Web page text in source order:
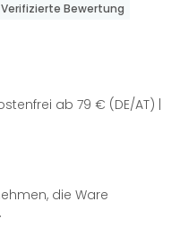
Verifizierte Bewertung
ab 79 € (DE/AT) |
die Ware